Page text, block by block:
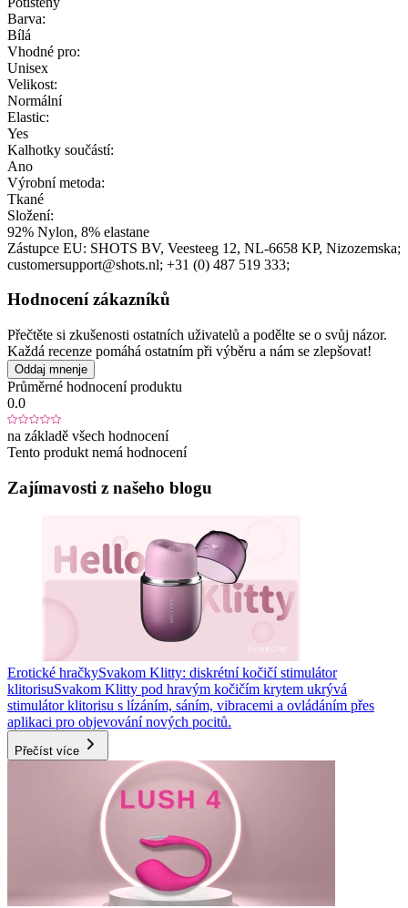
Barva:
Bílá
Vhodné pro:
Unisex
Velikost:
Normální
Elastic:
Yes
Kalhotky součástí:
Ano
Výrobní metoda:
Tkané
Složení:
92% Nylon, 8% elastane
Zástupce EU: SHOTS BV, Veesteeg 12, NL-6658 KP, Nizozemska;
customersupport@shots.nl; +31 (0) 487 519 333;
Hodnocení zákazníků
Přečtěte si zkušenosti ostatních uživatelů a podělte se o svůj názor.
Každá recenze pomáhá ostatním při výběru a nám se zlepšovat!
Oddaj mnenje
Průměrné hodnocení produktu
0.0
na základě všech hodnocení
Tento produkt nemá hodnocení
Zajímavosti z našeho blogu
Erotické hračkySvakom Klitty: diskrétní kočičí stimulátor
klitorisuSvakom Klitty pod hravým kočičím krytem ukrývá
stimulátor klitorisu s lízáním, sáním, vibracemi a ovládáním přes
aplikaci pro objevování nových pocitů.
Přečíst více